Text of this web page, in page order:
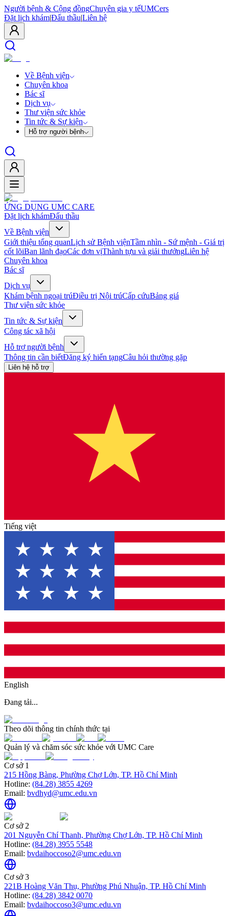
Người bệnh & Cộng đồngChuyên gia y tếUMCers
Đặt lịch khám|Đấu thầu|Liên hệ
Về Bệnh viện
Chuyên khoa
Bác sĩ
Dịch vụ
Thư viện sức khỏe
Tin tức & Sự kiện
Hỗ trợ người bệnh
ỨNG DỤNG UMC CARE
Đặt lịch khámĐấu thầu
Về Bệnh viện
Giới thiệu tổng quanLịch sử Bệnh việnTầm nhìn - Sứ mệnh - Giá trị
cốt lõiBan lãnh đạoCác đơn vịThành tựu và giải thưởngLiên hệ
Chuyên khoa
Bác sĩ
Dịch vụ
Khám bệnh ngoại trúĐiều trị Nội trúCấp cứuBảng giá
Thư viện sức khỏe
Tin tức & Sự kiện
Công tác xã hội
Hỗ trợ người bệnh
Thông tin cần biếtĐăng ký hiến tạngCâu hỏi thường gặp
Liên hệ hỗ trợ
Tiếng việt
English
Đang tải...
Theo dõi thông tin chính thức tại
Quản lý và chăm sóc sức khỏe với UMC Care
Cơ sở 1
215 Hồng Bàng, Phường Chợ Lớn, TP. Hồ Chí Minh
Hotline: (84.28) 3855 4269
Email: bvdhyd@umc.edu.vn
Cơ sở 2
201 Nguyễn Chí Thanh, Phường Chợ Lớn, TP. Hồ Chí Minh
Hotline: (84.28) 3955 5548
Email: bvdaihoccoso2@umc.edu.vn
Cơ sở 3
221B Hoàng Văn Thụ, Phường Phú Nhuận, TP. Hồ Chí Minh
Hotline: (84.28) 3842 0070
Email: bvdaihoccoso3@umc.edu.vn